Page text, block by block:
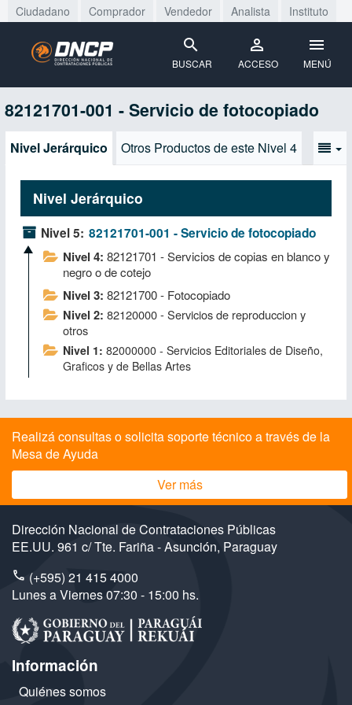
Ciudadano Comprador Vendedor Analista Instituto
BUSCAR ACCESO MENÚ
82121701-001 - Servicio de fotocopiado
Nivel Jerárquico Otros Productos de este Nivel 4
Nivel Jerárquico
Nivel 5: 82121701-001 - Servicio de fotocopiado
Nivel 4: 82121701 - Servicios de copias en blanco y
negro o de cotejo
Nivel 3: 82121700 - Fotocopiado
Nivel 2: 82120000 - Servicios de reproduccion y
otros
Nivel 1: 82000000 - Servicios Editoriales de Diseño,
Graficos y de Bellas Artes
Realizá consultas o solicita soporte técnico a través de la
Mesa de Ayuda
Ver más
Dirección Nacional de Contrataciones Públicas
EE.UU. 961 c/ Tte. Fariña - Asunción, Paraguay
(+595) 21 415 4000
Lunes a Viernes 07:30 - 15:00 hs.
Información
Quiénes somos